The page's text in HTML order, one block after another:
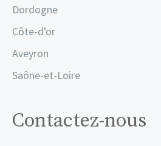
Dordogne
Côte-d'or
Aveyron
Saône-et-Loire
Contactez-nous